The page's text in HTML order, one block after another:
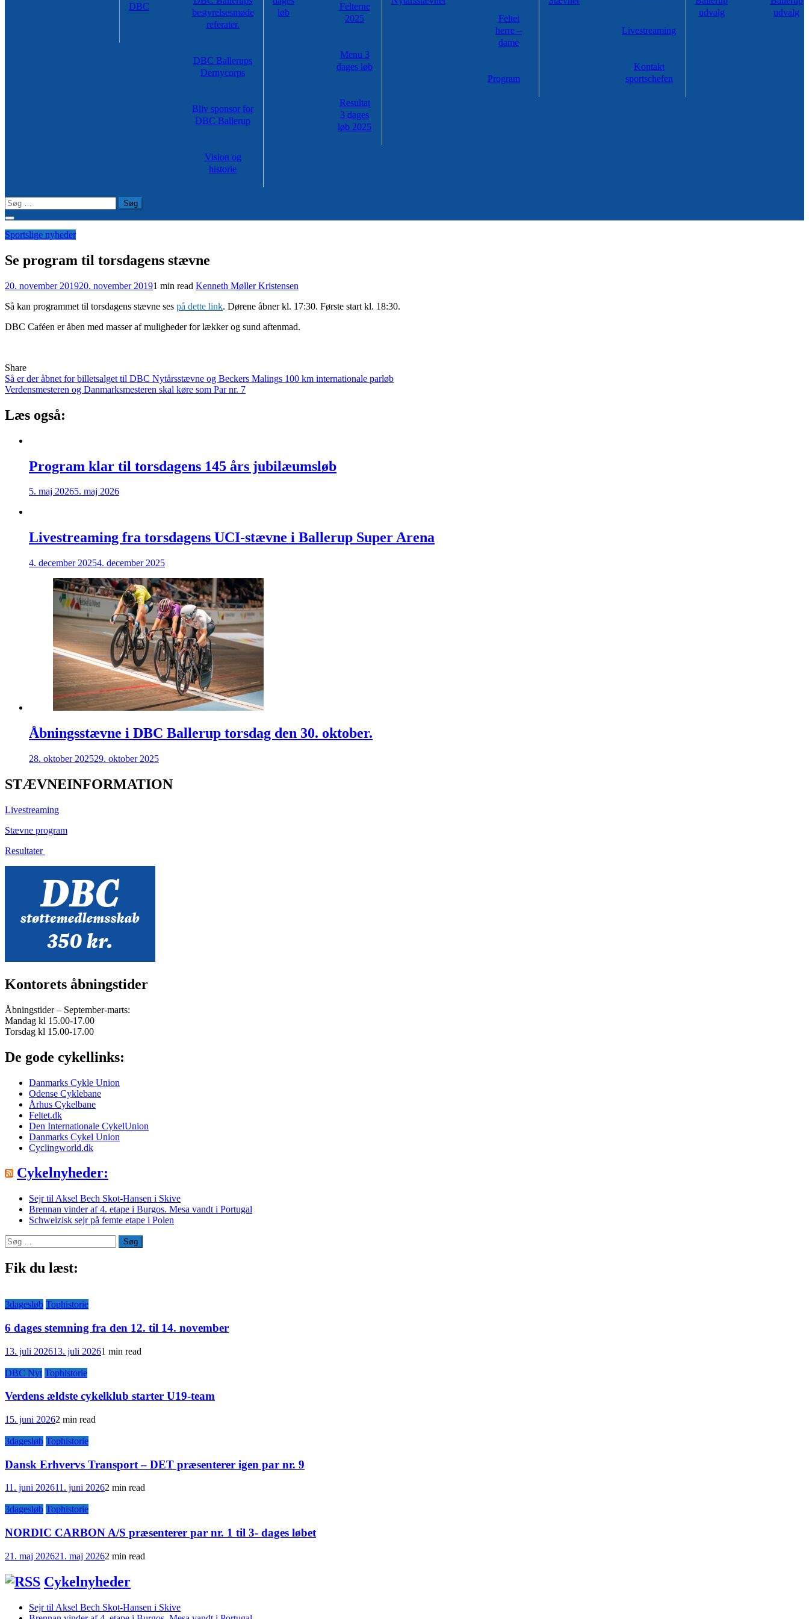
DBC
bestyrelsesmøde
referater.
DBC Ballerups
Dernycorps
Bliv sponsor for
DBC Ballerup
Vision og
historie
løb
Felterne
2025
Menu 3
dages løb
Resultat
3 dages
løb 2025
Feltet
herre –
dame
Program
Livestreaming
Kontakt
sportschefen
udvalg
udvalg
Søg
efter:
Sportslige nyheder
Se program til torsdagens stævne
20. november 201920. november 20191 min read Kenneth Møller Kristensen
Så kan programmet til torsdagens stævne ses på dette link. Dørene åbner kl. 17:30. Første start kl. 18:30.
DBC Caféen er åben med masser af muligheder for lækker og sund aftenmad.
Share
Indlægsnavigation
Så er der åbnet for billetsalget til DBC Nytårsstævne og Beckers Malings 100 km internationale parløb
Verdensmesteren og Danmarksmesteren skal køre som Par nr. 7
Læs også:
Program klar til torsdagens 145 års jubilæumsløb
5. maj 20265. maj 2026
Livestreaming fra torsdagens UCI-stævne i Ballerup Super Arena
4. december 20254. december 2025
Åbningsstævne i DBC Ballerup torsdag den 30. oktober.
28. oktober 202529. oktober 2025
STÆVNEINFORMATION
Livestreaming
Stævne program
Resultater
Kontorets åbningstider
Åbningstider – September-marts:
Mandag kl 15.00-17.00
Torsdag kl 15.00-17.00
De gode cykellinks:
Danmarks Cykle Union
Odense Cyklebane
Århus Cykelbane
Feltet.dk
Den Internationale CykelUnion
Danmarks Cykel Union
Cyclingworld.dk
Cykelnyheder:
Sejr til Aksel Bech Skot-Hansen i Skive
Brennan vinder af 4. etape i Burgos. Mesa vandt i Portugal
Schweizisk sejr på femte etape i Polen
Søg
efter:
Fik du læst:
3dagesløb Tophistorie
6 dages stemning fra den 12. til 14. november
13. juli 202613. juli 20261 min read
DBC Nyt Tophistorie
Verdens ældste cykelklub starter U19-team
15. juni 20262 min read
3dagesløb Tophistorie
Dansk Erhvervs Transport – DET præsenterer igen par nr. 9
11. juni 202611. juni 20262 min read
3dagesløb Tophistorie
NORDIC CARBON A/S præsenterer par nr. 1 til 3- dages løbet
21. maj 202621. maj 20262 min read
Cykelnyheder
Sejr til Aksel Bech Skot-Hansen i Skive